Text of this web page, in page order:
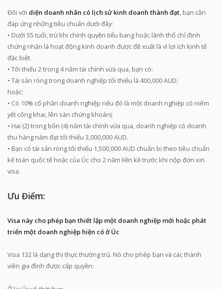
Đối với diện doanh nhân có lịch sử kinh doanh thành đạt, bạn cần
đáp ứng những tiêu chuẩn dưới đây:
• Dưới 55 tuổi, trừ khi chính quyền tiểu bang hoặc lãnh thổ chỉ định
chứng nhận là hoạt động kinh doanh được đề xuất là vì lợi ích kinh tế
đặc biệt.
• Tối thiểu 2 trong 4 năm tài chính vừa qua, bạn có:
• Tài sản ròng trong doanh nghiệp tổi thiểu là 400,000 AUD;
hoặc:
• Có 10% cổ phần doanh nghiệp nếu đó là một doanh nghiệp có niêm
yết công khai, lên sàn chứng khoán);
• Hai (2) trong bốn (4) năm tài chính vừa qua, doanh nghiệp có doanh
thu hàng năm đạt tối thiểu 3,000,000 AUD.
• Bạn có tài sản ròng tối thiểu 1,500,000 AUD chuẩn bị theo tiêu chuẩn
kế toán quốc tế hoặc của Úc cho 2 năm liền kề trước khi nộp đơn xin
visa.
Ưu Điểm:
Visa này cho phép bạn thiết lập một doanh nghiệp mới hoặc phát
triển một doanh nghiệp hiện có ở Úc
Visa 132 là dạng thị thực thường trú. Nó cho phép bạn và các thành
viên gia đình được cấp quyền: